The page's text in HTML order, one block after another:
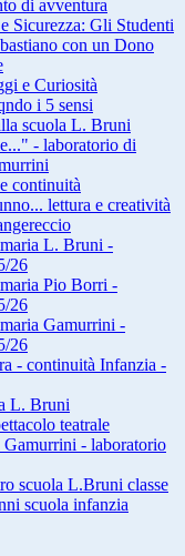
di avventura
Sicurezza: Gli Studenti
con un Dono
e Curiosità
i 5 sensi
scuola L. Bruni
- laboratorio di
continuità
lettura e creatività
L. Bruni -
26
Pio Borri -
26
Gamurrini -
26
- continuità Infanzia -
L. Bruni
teatrale
- laboratorio
scuola L.Bruni classe
scuola infanzia